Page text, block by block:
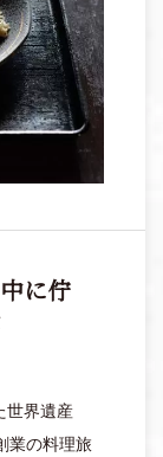
に佇
世界遺産
業の料理旅